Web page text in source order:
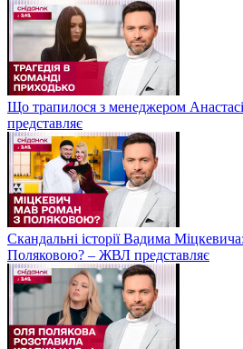
Що трапилося з менеджером
представляє
Скандальні історії Вадима
Поляковою? – ЖВЛ представляє